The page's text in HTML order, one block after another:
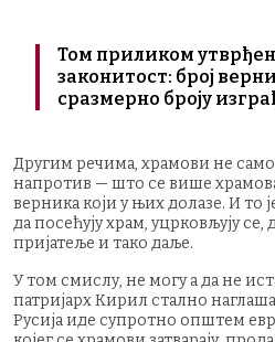
Том приликом
законитост: број
сразмерно броју
Другим речима, храмови не само
напротив — што се више
верника који у њих долазе. И то
да посећују храм, уцрковљују се,
пријатеље и тако даље.
У том смислу, не могу а да не
патријарх Кирил стално
Русија иде супротно општем